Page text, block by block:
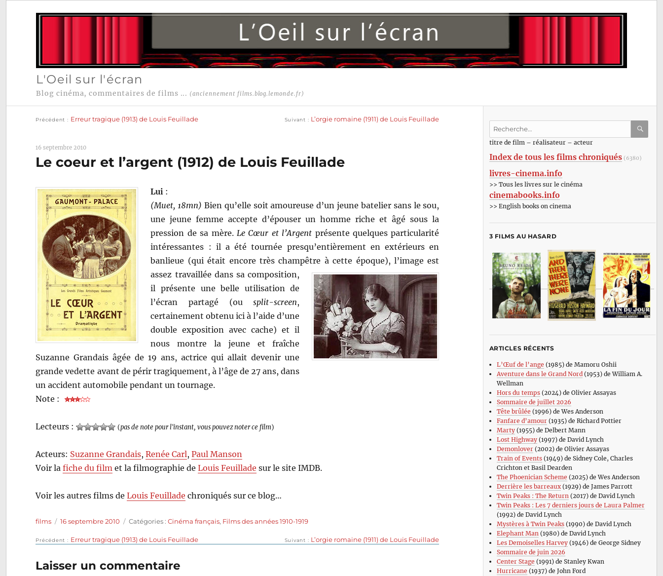
L'Oeil sur l'écran
Blog cinéma, commentaires de films ... (anciennement films.blog.lemonde.fr)
Navigation
l’article
Précédent Erreur tragique (1913) de Louis Feuillade Suivant L’orgie romaine (1911) de Louis Feuillade
16 septembre 2010
Le coeur et l’argent (1912) de Louis Feuillade
Lui :
(Muet, 18mn) Bien qu’elle soit amoureuse d’un jeune batelier sans le sou,
une jeune femme accepte d’épouser un homme riche et âgé sous la
pression de sa mère. Le Cœur et l’Argent présente quelques particularité
intéressantes : il a été tournée presqu’entièrement en extérieurs en
banlieue (qui était encore très champêtre à cette époque), l’image est
assez travaillée dans sa composition,
il présente une belle utilisation de
l’écran partagé (ousplit-screen,
certainement obtenu ici à l’aide d’une
double exposition avec cache) et il
nous montre la jeune et fraîche
Suzanne Grandais âgée de 19 ans, actrice qui allait devenir une
grande vedette avant de périr tragiquement, à l’âge de 27 ans, dans
un accident automobile pendant un tournage.
Note :
Lecteurs : (pas de note pour l'instant, vous pouvez noter ce film)
Acteurs: Suzanne Grandais,Renée Carl,Paul Manson
Voir lafiche du film et la filmographie deLouis Feuillade sur le site IMDB.
Voir les autres films deLouis Feuillade chroniqués sur ce blog…
Auteur
films
Publié
16 septembre 2010 Catégories
Catégories :Cinéma français, Films des années 1910-1919
Navigation
de
Précédent
Publication
Erreur tragique (1913) de Louis Feuillade Suivant
Publication
L’orgie romaine (1911) de Louis Feuillade
Laisser un commentaire
Recherche
:titre de film – réalisateur – acteur
Index de tous les films chroniqués (6380)
livres-cinema.info
>> Tous les livres sur le cinéma
cinemabooks.info
>> English books on cinema
3 FILMS AU HASARD
ARTICLES RÉCENTS
L’Œuf de l’ange (1985) de Mamoru Oshii
Aventure dans le Grand Nord(1953) de William A.
Wellman
Hors du temps(2024) de Olivier Assayas
Sommaire de juillet 2026
Tête brûlée (1996) de Wes Anderson
Fanfare d’amour(1935) de Richard Pottier
Marty(1955) de Delbert Mann
Lost Highway(1997) de David Lynch
Demonlover(2002) de Olivier Assayas
Train of Events(1949) de Sidney Cole, Charles
Crichton et Basil Dearden
The Phoenician Scheme (2025) de Wes Anderson
Derrière les barreaux(1929) de James Parrott
Twin Peaks : The Return(2017) de David Lynch
Twin Peaks : Les 7 derniers jours de Laura Palmer
(1992) de David Lynch
Mystères à Twin Peaks(1990) de David Lynch
Elephant Man(1980) de David Lynch
Les Demoiselles Harvey(1946) de George Sidney
Sommaire de juin 2026
Center Stage (1991) de Stanley Kwan
Hurricane (1937) de John Ford